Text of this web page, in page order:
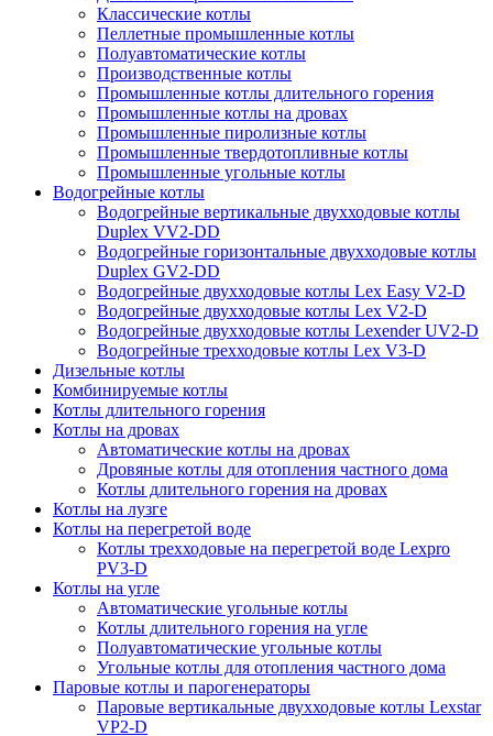
Классические котлы
Пеллетные промышленные котлы
Полуавтоматические котлы
Производственные котлы
Промышленные котлы длительного горения
Промышленные котлы на дровах
Промышленные пиролизные котлы
Промышленные твердотопливные котлы
Промышленные угольные котлы
Водогрейные котлы
Водогрейные вертикальные двухходовые котлы
Duplex VV2-DD
Водогрейные горизонтальные двухходовые котлы
Duplex GV2-DD
Водогрейные двухходовые котлы Lex Easy V2-D
Водогрейные двухходовые котлы Lex V2-D
Водогрейные двухходовые котлы Lexender UV2-D
Водогрейные трехходовые котлы Lex V3-D
Дизельные котлы
Комбинируемые котлы
Котлы длительного горения
Котлы на дровах
Автоматические котлы на дровах
Дровяные котлы для отопления частного дома
Котлы длительного горения на дровах
Котлы на лузге
Котлы на перегретой воде
Котлы трехходовые на перегретой воде Lexpro
PV3-D
Котлы на угле
Автоматические угольные котлы
Котлы длительного горения на угле
Полуавтоматические угольные котлы
Угольные котлы для отопления частного дома
Паровые котлы и парогенераторы
Паровые вертикальные двухходовые котлы Lexstar
VP2-D